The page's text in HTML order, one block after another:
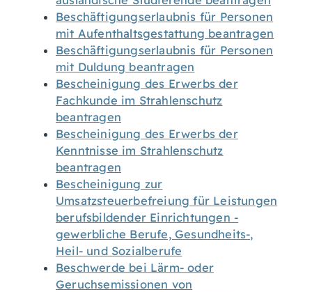
Beschäftigungserlaubnis für Personen
mit Aufenthaltsgestattung beantragen
Beschäftigungserlaubnis für Personen
mit Duldung beantragen
Bescheinigung des Erwerbs der
Fachkunde im Strahlenschutz
beantragen
Bescheinigung des Erwerbs der
Kenntnisse im Strahlenschutz
beantragen
Bescheinigung zur
Umsatzsteuerbefreiung für Leistungen
berufsbildender Einrichtungen -
gewerbliche Berufe, Gesundheits-,
Heil- und Sozialberufe
Beschwerde bei Lärm- oder
Geruchsemissionen von